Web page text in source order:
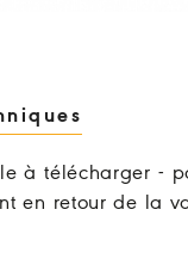
à télécharger -
en retour de la